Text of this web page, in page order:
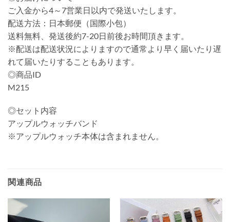
ご入金から4～7営業日以内で発送いたします。
配送方法：日本郵便（国際小包）
送料無料、発送後約7-20日前後お時間頂きます。
※配送は配送状況によりますので通常より早く届いたり遅
れて届いたりすることもあります。
◎商品ID
M215
◎セット内容
アップルウォッチバンド
※アップルウォッチ本体は含まれません。
関連商品